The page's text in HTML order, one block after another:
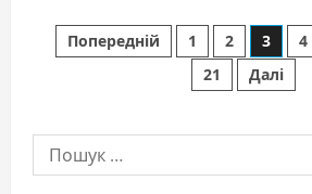
краси:
США
підкорила
мама
трьох
Києва
Пагінація
Попередній 1 2 3 4
21
Далі
Пошук: